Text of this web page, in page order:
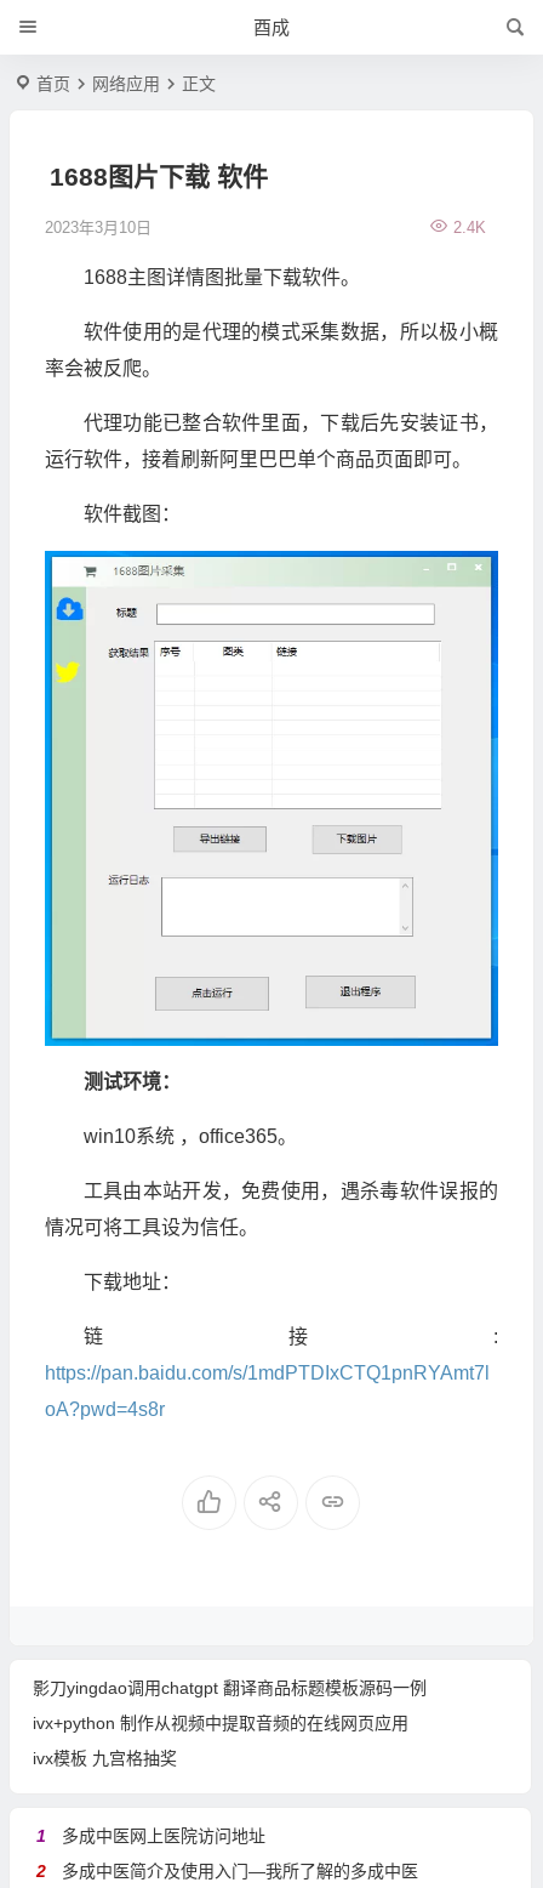
酉成
首页 网络应用 正文
1688图片下载 软件
2023年3月10日 2.4K
1688主图详情图批量下载软件。
软件使用的是代理的模式采集数据，所以极小概
率会被反爬。
代理功能已整合软件里面，下载后先安装证书，
运行软件，接着刷新阿里巴巴单个商品页面即可。
软件截图：
测试环境：
win10系统 ，office365。
工具由本站开发，免费使用，遇杀毒软件误报的
情况可将工具设为信任。
下载地址：
链接:
https://pan.baidu.com/s/1mdPTDIxCTQ1pnRYAmt7l
oA?pwd=4s8r
影刀yingdao调用chatgpt 翻译商品标题模板源码一例
ivx+python 制作从视频中提取音频的在线网页应用
ivx模板 九宫格抽奖
1
多成中医网上医院访问地址
2
多成中医简介及使用入门—我所了解的多成中医